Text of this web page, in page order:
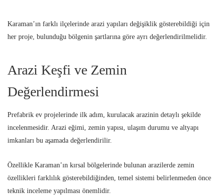
Karaman’ın farklı ilçelerinde arazi yapıları değişiklik gösterebildiği için
her proje, bulunduğu bölgenin şartlarına göre ayrı değerlendirilmelidir.
Arazi Keşfi ve Zemin
Değerlendirmesi
Prefabrik ev projelerinde ilk adım, kurulacak arazinin detaylı şekilde
incelenmesidir. Arazi eğimi, zemin yapısı, ulaşım durumu ve altyapı
imkanları bu aşamada değerlendirilir.
Özellikle Karaman’ın kırsal bölgelerinde bulunan arazilerde zemin
özellikleri farklılık gösterebildiğinden, temel sistemi belirlenmeden önce
teknik inceleme yapılması önemlidir.